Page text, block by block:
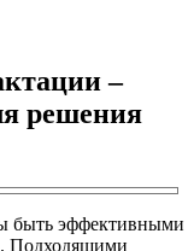
–
решения
быть эффективными
Подходящими